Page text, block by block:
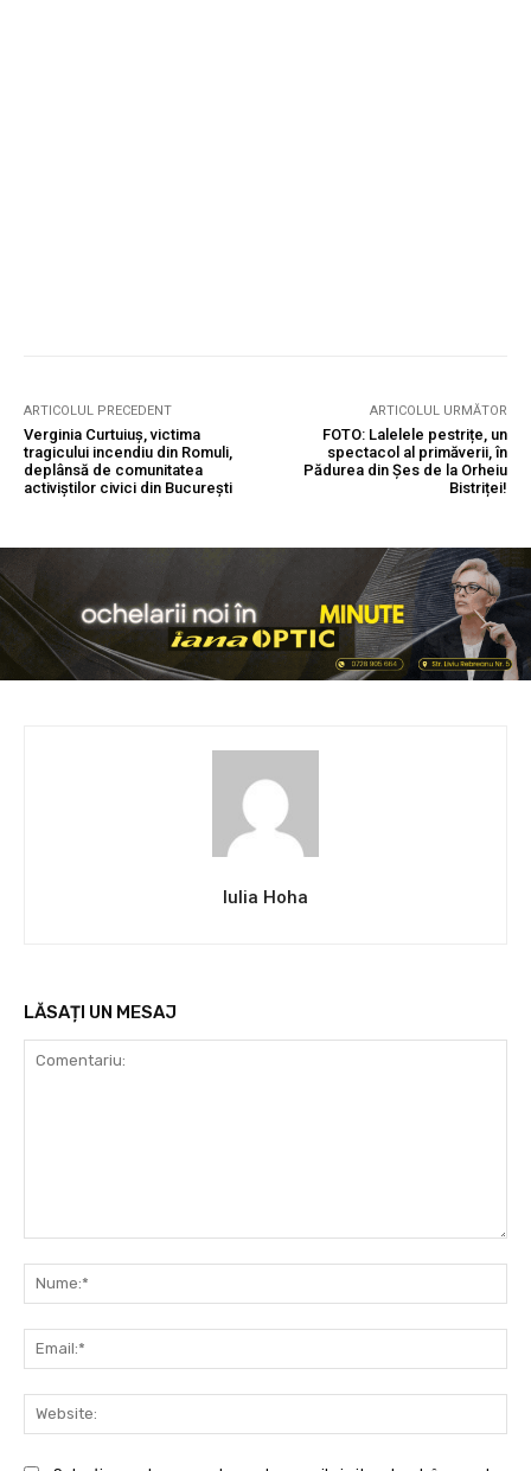
ARTICOLUL PRECEDENT
Verginia Curtuiuș, victima
tragicului incendiu din Romuli,
deplânsă de comunitatea
activiștilor civici din București
ARTICOLUL URMĂTOR
FOTO: Lalelele pestrițe, un
spectacol al primăverii, în
Pădurea din Șes de la Orheiu
Bistriței!
Iulia Hoha
LĂSAȚI UN MESAJ